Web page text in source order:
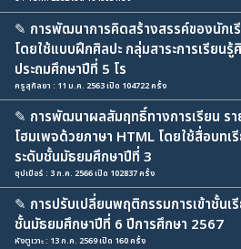
✎ การพัฒนาการคิดสร้างสรรค์ของนักเ
โดยใช้แบบฝึกศิลปะ กลุ่มสาระการเรียน
ประถมศึกษาปีที่ 5 โร
ครูสุกัลยา : 11 ม.ค. 2563 เปิด 104722 ครั้ง
✎ การพัฒนาผลสัมฤทธิ์ทางการเรียน รา
โฮมเพจด้วยภาษา HTML โดยใช้สื่อบทเ
ระดับชั้นมัธยมศึกษาปีที่ 3
ซุปเป้อร์ : 3 ก.ค. 2566 เปิด 102837 ครั้ง
✎ การปรับเปลี่ยนพฤติกรรมการเข้าชั้นเ
ชั้นมัธยมศึกษาปีที่ 6 ปีการศึกษา 2567
หังตูเวาะ : 13 ก.ค. 2569 เปิด 160 ครั้ง